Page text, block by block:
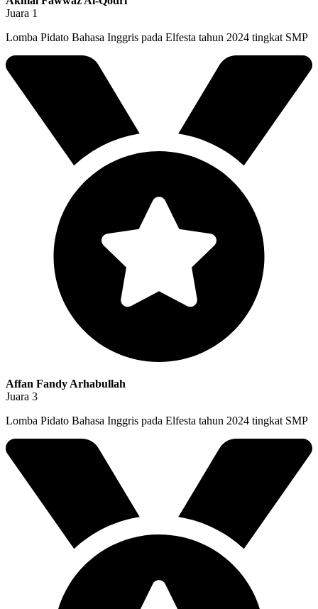
Juara 1
Lomba Pidato Bahasa Inggris pada Elfesta tahun 2024 tingkat SMP
Affan Fandy Arhabullah
Juara 3
Lomba Pidato Bahasa Inggris pada Elfesta tahun 2024 tingkat SMP